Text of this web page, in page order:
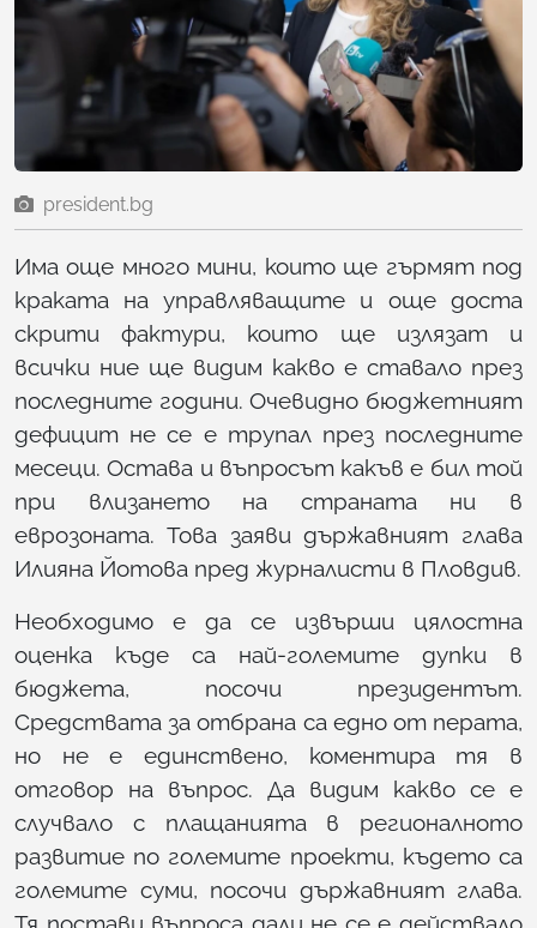
president.bg
Има още много мини, които ще гърмят под
краката на управляващите и още доста
скрити фактури, които ще излязат и
всички ние ще видим какво е ставало през
последните години. Очевидно бюджетният
дефицит не се е трупал през последните
месеци. Остава и въпросът какъв е бил той
при влизането на страната ни в
еврозоната. Това заяви държавният глава
Илияна Йотова пред журналисти в Пловдив.
Необходимо е да се извърши цялостна
оценка къде са най-големите дупки в
бюджета, посочи президентът.
Средствата за отбрана са едно от перата,
но не е единствено, коментира тя в
отговор на въпрос. Да видим какво се е
случвало с плащанията в регионалното
развитие по големите проекти, където са
големите суми, посочи държавният глава.